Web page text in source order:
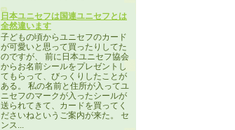
日本ユニセフは国連ユニセフとは
全然違います
子どもの頃からユニセフのカード
が可愛いと思って買ったりしてた
のですが、 前に日本ユニセフ協会
からお名前シールをプレゼントし
てもらって、びっくりしたことが
ある。 私の名前と住所が入ってユ
ニセフのマークが入ったシールが
送られてきて、カードを買ってく
ださいねというご案内が来た。 セ
ンス...